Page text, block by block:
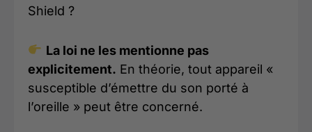
Shield ?
La loi ne les mentionne pas
explicitement. En théorie, tout appareil «
susceptible d’émettre du son porté à
l’oreille » peut être concerné.